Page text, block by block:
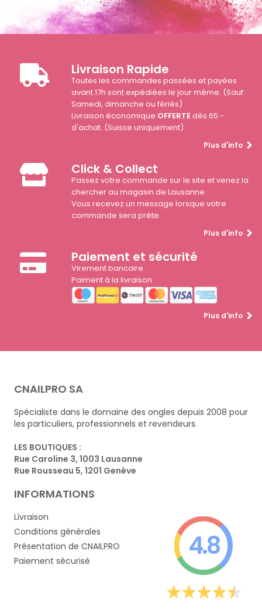
Livraison Rapide
Toutes les commandes passées et payées
avant 17h sont expédiées le jour même. (Sauf
Samedi, dimanche ou fériés)
Livraison économique OFFERTEdès 65.-
d'achat. (Suisse uniquement)
Plus d'info
Click & Collect
Passez votre commande sur le site et venez la
chercher au magasin de Lausanne.
Vous recevez un message lorsque votre
commande sera prête.
Plus d'info
Paiement et sécurité
Virement bancaire.
Paiment à la livraison
Plus d'info
CNAILPRO SA
Spécialiste dans le domaine des ongles depuis 2008 pour
les particuliers, professionnels et revendeurs.
LES BOUTIQUES :
Rue Caroline 3, 1003 Lausanne
Rue Rousseau 5, 1201 Genève
INFORMATIONS
Livraison
Conditions générales
Présentation de CNAILPRO
Paiement sécurisé
4.8